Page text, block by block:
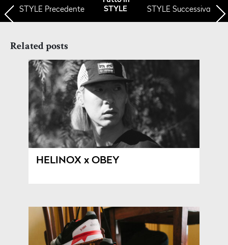
STYLE Precedente
STYLE
STYLE Successiva
Related posts
HELINOX x OBEY